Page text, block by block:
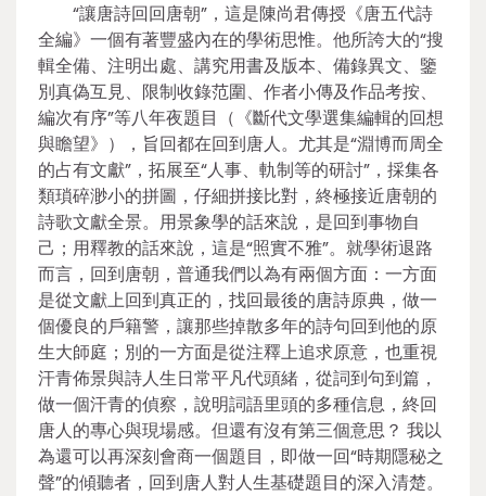
“讓唐詩回回唐朝”，這是陳尚君傳授《唐五代詩
全編》一個有著豐盛內在的學術思惟。他所誇大的“搜
輯全備、注明出處、講究用書及版本、備錄異文、鑒
別真偽互見、限制收錄范圍、作者小傳及作品考按、
編次有序”等八年夜題目（《斷代文學選集編輯的回想
與瞻望》），旨回都在回到唐人。尤其是“淵博而周全
的占有文獻”，拓展至“人事、軌制等的研討”，採集各
類瑣碎渺小的拼圖，仔細拼接比對，終極接近唐朝的
詩歌文獻全景。用景象學的話來說，是回到事物自
己；用釋教的話來說，這是“照實不雅”。就學術退路
而言，回到唐朝，普通我們以為有兩個方面：一方面
是從文獻上回到真正的，找回最後的唐詩原典，做一
個優良的戶籍警，讓那些掉散多年的詩句回到他的原
生大師庭；別的一方面是從注釋上追求原意，也重視
汗青佈景與詩人生日常平凡代頭緒，從詞到句到篇，
做一個汗青的偵察，說明詞語里頭的多種信息，終回
唐人的專心與現場感。但還有沒有第三個意思？ 我以
為還可以再深刻會商一個題目，即做一回“時期隱秘之
聲”的傾聽者，回到唐人對人生基礎題目的深入清楚。